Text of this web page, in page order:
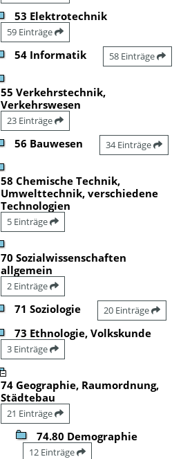
53 Elektrotechnik
59 Einträge
54 Informatik 58 Einträge
55 Verkehrstechnik,
Verkehrswesen
23 Einträge
56 Bauwesen 34 Einträge
58 Chemische Technik,
Umwelttechnik, verschiedene
Technologien
5 Einträge
70 Sozialwissenschaften
allgemein
2 Einträge
71 Soziologie 20 Einträge
73 Ethnologie, Volkskunde
3 Einträge
74 Geographie, Raumordnung,
Städtebau
21 Einträge
74.80 Demographie
12 Einträge